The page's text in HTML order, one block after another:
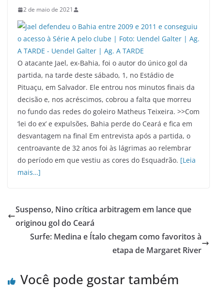
2 de maio de 2021
O atacante Jael, ex-Bahia, foi o autor do único gol da
partida, na tarde deste sábado, 1, no Estádio de
Pituaçu, em Salvador. Ele entrou nos minutos finais da
decisão e, nos acréscimos, cobrou a falta que morreu
no fundo das redes do goleiro Matheus Teixeira. >>Com
‘lei do ex’ e expulsões, Bahia perde do Ceará e fica em
desvantagem na final Em entrevista após a partida, o
centroavante de 32 anos foi às lágrimas ao relembrar
do período em que vestiu as cores do Esquadrão. [Leia
mais…]
Suspenso, Nino crítica arbitragem em lance que
originou gol do Ceará
Surfe: Medina e Ítalo chegam como favoritos à
etapa de Margaret River
Você pode gostar também